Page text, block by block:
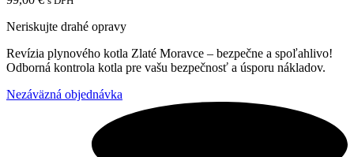
Neriskujte drahé opravy
Revízia plynového kotla Zlaté Moravce – bezpečne a spoľahlivo!
Odborná kontrola kotla pre vašu bezpečnosť a úsporu nákladov.
Nezáväzná objednávka